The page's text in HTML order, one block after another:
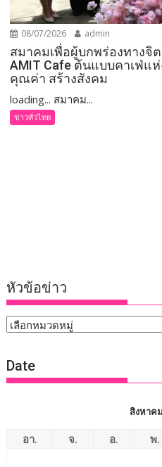
08/07/2026 admin
สมาคมเพื่อผู้บกพร่องทางจิ
AMIT Cafe ต้นแบบคาเฟ่แ
คุณค่า สร้างสังคม
loading... สมาคม...
ข่าวทั่วไทย
หัวข้อข่าว
หัวข้อ
Date
สิงหาค
อา. จ. อ. พ.